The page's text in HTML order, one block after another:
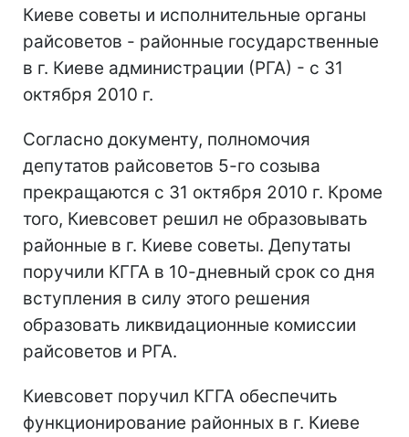
Киеве советы и исполнительные органы
райсоветов - районные государственные
в г. Киеве администрации (РГА) - с 31
октября 2010 г.
Согласно документу, полномочия
депутатов райсоветов 5-го созыва
прекращаются с 31 октября 2010 г. Кроме
того, Киевсовет решил не образовывать
районные в г. Киеве советы. Депутаты
поручили КГГА в 10-дневный срок со дня
вступления в силу этого решения
образовать ликвидационные комиссии
райсоветов и РГА.
Киевсовет поручил КГГА обеспечить
функционирование районных в г. Киеве